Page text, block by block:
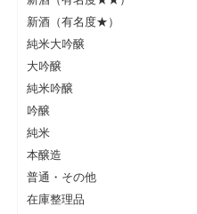
新酒（有名度★）
純米大吟醸
大吟醸
純米吟醸
吟醸
純米
本醸造
普通・その他
在庫整理品